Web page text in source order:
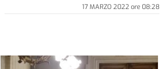
17 MARZO 2022 ore 08:28